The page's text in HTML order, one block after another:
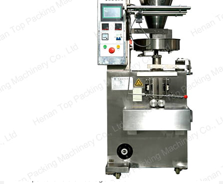
Avec l’accélération du processus de
mécanisation et d’automatisation de la
production, la ligne de production d’emballage
Votre partenaire d'emballage fiable.